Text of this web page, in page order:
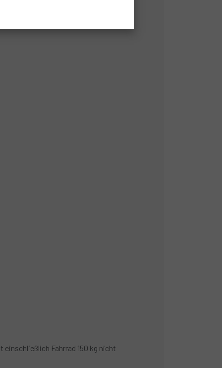
Fahrrad 150 kg nicht